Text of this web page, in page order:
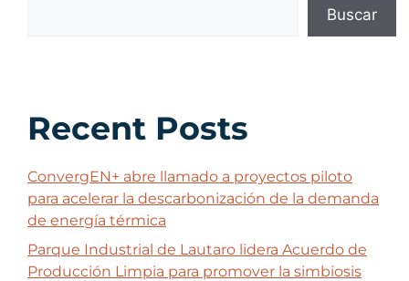
Buscar
Recent Posts
ConvergEN+ abre llamado a proyectos piloto
para acelerar la descarbonización de la demanda
de energía térmica
Parque Industrial de Lautaro lidera Acuerdo de
Producción Limpia para promover la simbiosis